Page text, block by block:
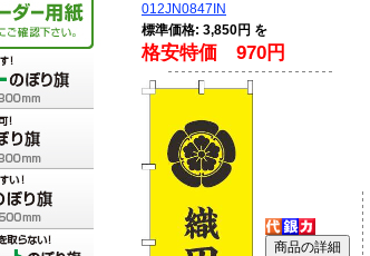
012JN0847IN
標準価格: 3,850円 を
格安特価 970円